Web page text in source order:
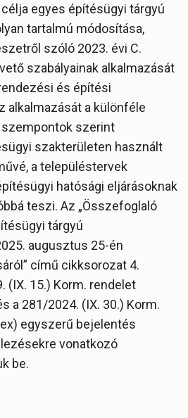
egyes építésügyi tárgyú
tartalmú módosítása,
szóló 2023. évi C.
szabályainak alkalmazását
és építési
alkalmazását a különféle
szerint
szakterületen használt
a településtervek
hatósági eljárásoknak
teszi. Az „Összefoglaló
tárgyú
augusztus 25-én
című cikksorozat 4.
(IX. 15.) Korm. rendelet
a 281/2024. (IX. 30.) Korm.
egyszerű bejelentés
vonatkozó
be.